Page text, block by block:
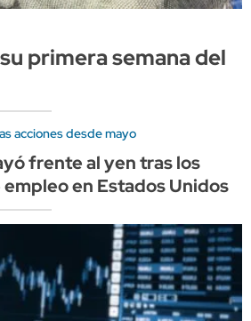
primera semana del
acciones desde mayo
frente al yen tras los
en Estados Unidos